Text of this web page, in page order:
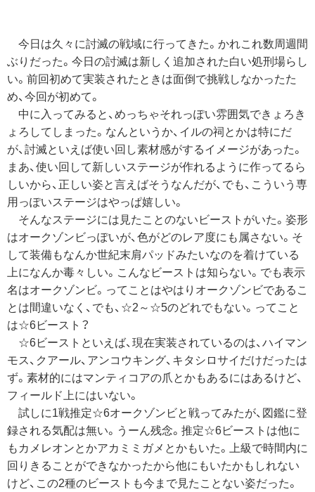
今日は久々に討滅の戦域に行ってきた。かれこれ数周週間
ぶりだった。今日の討滅は新しく追加された白い処刑場らし
い。前回初めて実装されたときは面倒で挑戦しなかったた
め、今回が初めて。
中に入ってみると、めっちゃそれっぽい雰囲気できょろき
ょろしてしまった。なんというか、イルの祠とかは特にだ
が、討滅といえば使い回し素材感がするイメージがあった。
まあ、使い回して新しいステージが作れるように作ってるら
しいから、正しい姿と言えばそうなんだが、でも、こういう専
用っぽいステージはやっぱ嬉しい。
そんなステージには見たことのないビーストがいた。姿形
はオークゾンビっぽいが、色がどのレア度にも属さない。そ
して装備もなんか世紀末肩パッドみたいなのを着けている
上になんか毒々しい。こんなビーストは知らない。でも表示
名はオークゾンビ。ってことはやはりオークゾンビであるこ
とは間違いなく、でも、☆2～☆5のどれでもない。ってこと
は☆6ビースト？
☆6ビーストといえば、現在実装されているのは、ハイマン
モス、クアール、アンコウキング、キタシロサイだけだったは
ず。素材的にはマンティコアの爪とかもあるにはあるけど、
フィールド上にはいない。
試しに1戦推定☆6オークゾンビと戦ってみたが、図鑑に登
録される気配は無い。うーん残念。推定☆6ビーストは他に
もカメレオンとかアカミミガメとかもいた。上級で時間内に
回りきることができなかったから他にもいたかもしれない
けど、この2種のビーストも今まで見たことない姿だった。